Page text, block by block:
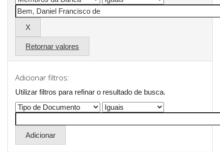
Retornar valores
Adicionar filtros:
Utilizar filtros para refinar o resultado de busca.